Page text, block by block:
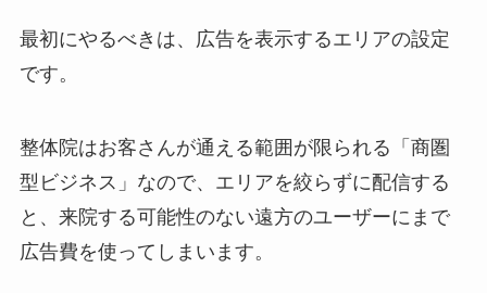
最初にやるべきは、広告を表示するエリアの設定
です。
整体院はお客さんが通える範囲が限られる「商圏
型ビジネス」なので、エリアを絞らずに配信する
と、来院する可能性のない遠方のユーザーにまで
広告費を使ってしまいます。